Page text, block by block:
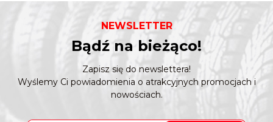
NEWSLETTER
Bądź na bieżąco!
Zapisz się do newslettera!
Wyślemy Ci powiadomienia o atrakcyjnych promocjach i
nowościach.